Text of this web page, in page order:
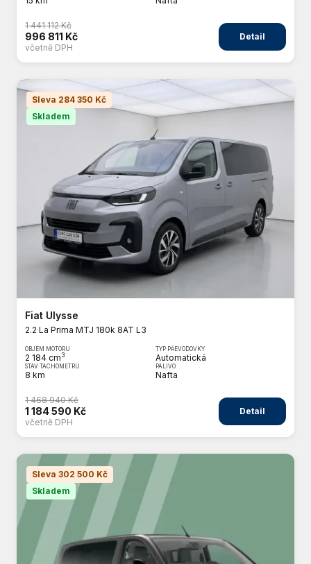
1 441 112 Kč
996 811 Kč
včetně DPH
Detail
Sleva 284 350 Kč
Skladem
Fiat Ulysse
2.2 La Prima MTJ 180k 8AT L3
OBJEM MOTORU
2 184 cm3
TYP PŘEVODOVKY
Automatická
STAV TACHOMETRU
8 km
PALIVO
Nafta
1 468 940 Kč
1 184 590 Kč
včetně DPH
Detail
Sleva 302 500 Kč
Skladem